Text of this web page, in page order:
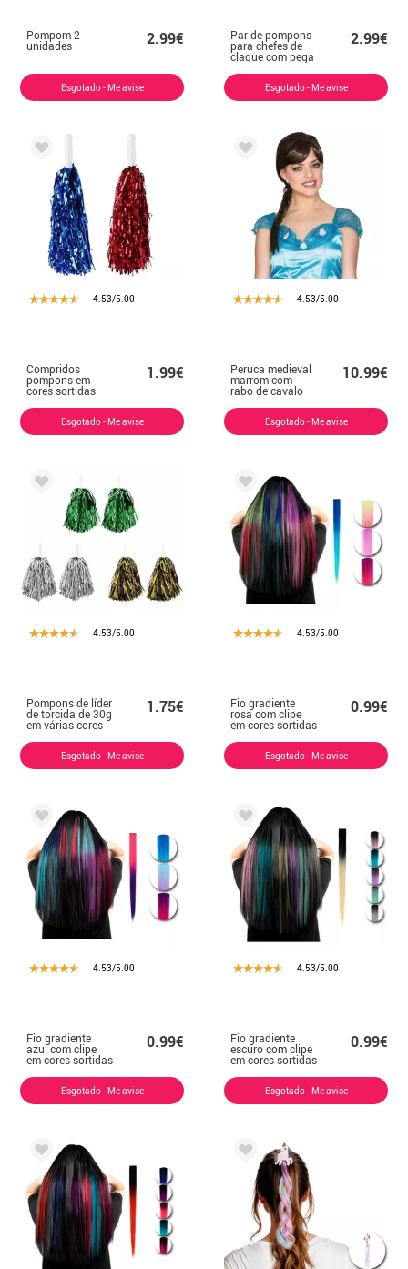
Pompom 2
unidades 2.99€
Esgotado - Me avise
Par de pompons
para chefes de
claque com pega
decorada
2.99€
Esgotado - Me avise
4.53/5.00
Compridos
pompons em
cores sortidas
1.99€
Esgotado - Me avise
4.53/5.00
Peruca medieval
marrom com
rabo de cavalo
10.99€
Esgotado - Me avise
4.53/5.00
Pompons de líder
de torcida de 30g
em várias cores
1.75€
Esgotado - Me avise
4.53/5.00
Fio gradiente
rosa com clipe
em cores sortidas
0.99€
Esgotado - Me avise
4.53/5.00
Fio gradiente
azul com clipe
em cores sortidas
0.99€
Esgotado - Me avise
4.53/5.00
Fio gradiente
escuro com clipe
em cores sortidas
0.99€
Esgotado - Me avise